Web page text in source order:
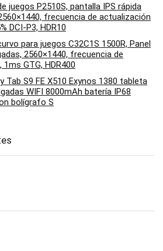
juegos P2510S, pantalla IPS rápida
frecuencia de actualización
DCI-P3, HDR10
para juegos C32C1S 1500R, Panel
2560×1440, frecuencia de
GTG, HDR400
Tab S9 FE X510 Exynos 1380 tableta
WIFI 8000mAh batería IP68
bolígrafo S